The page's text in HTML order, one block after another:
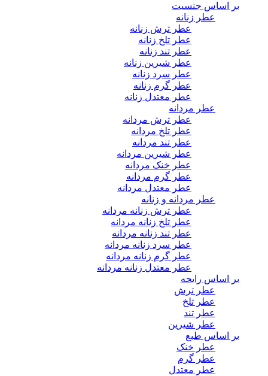
بر اساس جنسیت
عطر زنانه
عطر ترش زنانه
عطر تلخ زنانه
عطر تند زنانه
عطر شیرین زنانه
عطر سرد زنانه
عطر گرم زنانه
عطر معتدل زنانه
عطر مردانه
عطر ترش مردانه
عطر تلخ مردانه
عطر تند مردانه
عطر شیرین مردانه
عطر خنک مردانه
عطر گرم مردانه
عطر معتدل مردانه
عطر مردانه و زنانه
عطر ترش زنانه مردانه
عطر تلخ زنانه مردانه
عطر تند زنانه مردانه
عطر سرد زنانه مردانه
عطر گرم زنانه مردانه
عطر معتدل زنانه مردانه
بر اساس رایحه
عطر ترش
عطر تلخ
عطر تند
عطر شیرین
بر اساس طبع
عطر خنک
عطر گرم
عطر معتدل